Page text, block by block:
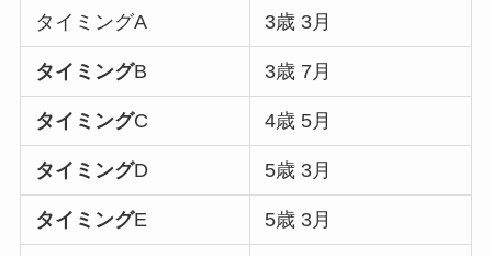
タイミングA 3歳 3月
タイミングB 3歳 7月
タイミングC 4歳 5月
タイミングD 5歳 3月
タイミングE 5歳 3月